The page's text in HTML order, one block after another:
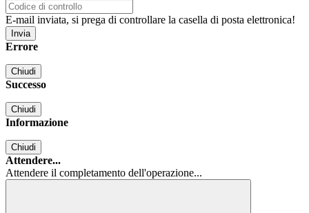
E-mail inviata, si prega di controllare la casella di posta elettronica!
Errore
Chiudi
Successo
Chiudi
Informazione
Chiudi
Attendere...
Attendere il completamento dell'operazione...